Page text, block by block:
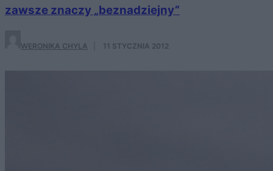
zawsze znaczy „beznadziejny”
WERONIKA CHYLA 11 STYCZNIA 2012